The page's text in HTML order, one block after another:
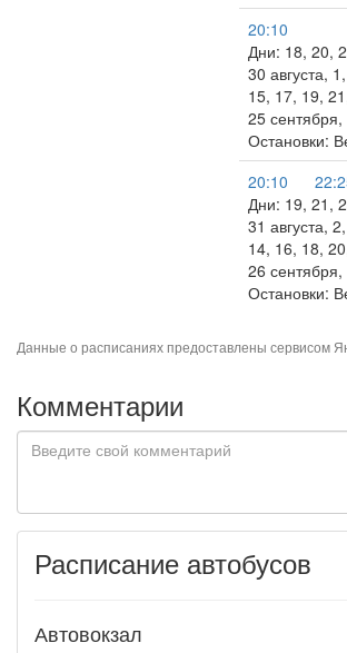
20:10
Дни: 18, 20,
30 августа,
15, 17, 19,
25
Остановки:
20:10
Дни: 19, 21,
31 августа,
14, 16, 18,
26
Остановки:
Данные о расписаниях предоставлены сервисом
Комментарии
Расписание автобусов
Автовокзал